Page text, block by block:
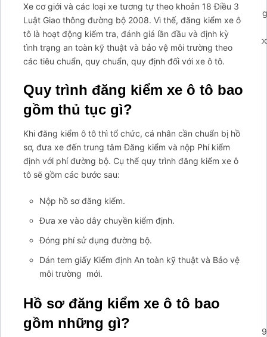
Xe cơ giới và các loại xe tương tự theo khoản 18 Điều 3
Luật Giao thông đường bộ 2008. Vì thế, đăng kiểm xe ô
tô là hoạt động kiểm tra, đánh giá lần đầu và định kỳ
tình trạng an toàn kỹ thuật và bảo vệ môi trường theo
các tiêu chuẩn, quy chuẩn, quy định đối với xe ô tô.
Quy trình đăng kiểm xe ô tô bao
gồm thủ tục gì?
Khi đăng kiểm ô tô thì tổ chức, cá nhân cần chuẩn bị hồ
sơ, đưa xe đến trung tâm Đăng kiểm và nộp Phí kiểm
định với phí đường bộ. Cụ thể quy trình đăng kiểm xe ô
tô sẽ gồm các bước sau:
Nộp hồ sơ đăng kiểm.
Đưa xe vào dây chuyền kiểm định.
Đóng phí sử dụng đường bộ.
Dán tem giấy Kiểm định An toàn kỹ thuật và Bảo vệ
môi trường mới.
Hồ sơ đăng kiểm xe ô tô bao
gồm những gì?
{clearTimeout(_arCuTimeOut);if(arCuClosedCookie!="1")
closed',1,0);}});var arcItem={};arcItem.id='msg-item-
7';arcItem.class='msg-item-phone';arcItem.title="Gọi cho